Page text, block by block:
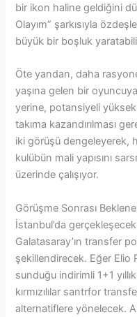
bir ikon haline geldiğini
Olayım” şarkısıyla
büyük bir boşluk
Öte yandan, daha
yaşına gelen bir
yerine, potansiyeli
takıma kazandırılması
iki görüşü dengeleyerek,
kulübün mali yapısını
üzerinde çalışıyor.
Görüşme Sonrası
İstanbul’da
Galatasaray’ın transfer
şekillendirecek. Eğer Elio
sunduğu indirimli 1+1
kırmızılılar santrfor
alternatiflere yönelecek.